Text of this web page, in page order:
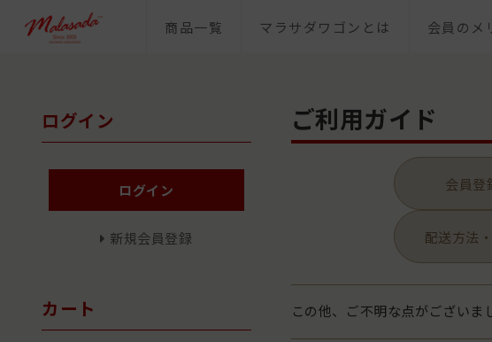
商品一覧 マラサダワゴンとは 会員のメ
ご利用ガイド
会員登
配送方法・
この他、ご不明な点がございま
ログイン
ログイン
新規会員登録
カート